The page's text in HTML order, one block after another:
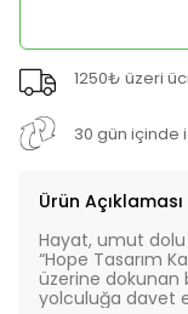
1250₺ üzeri
30 gün içinde
Ürün Açıklaması
Hayat, umut
“Hope Tasarım
üzerine dokunan
yolculuğa davet